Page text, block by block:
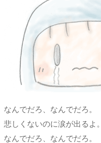
なんでだろ、なんでだろ。
悲しくないのに涙が出るよ。
なんでだろ、なんでだろ。